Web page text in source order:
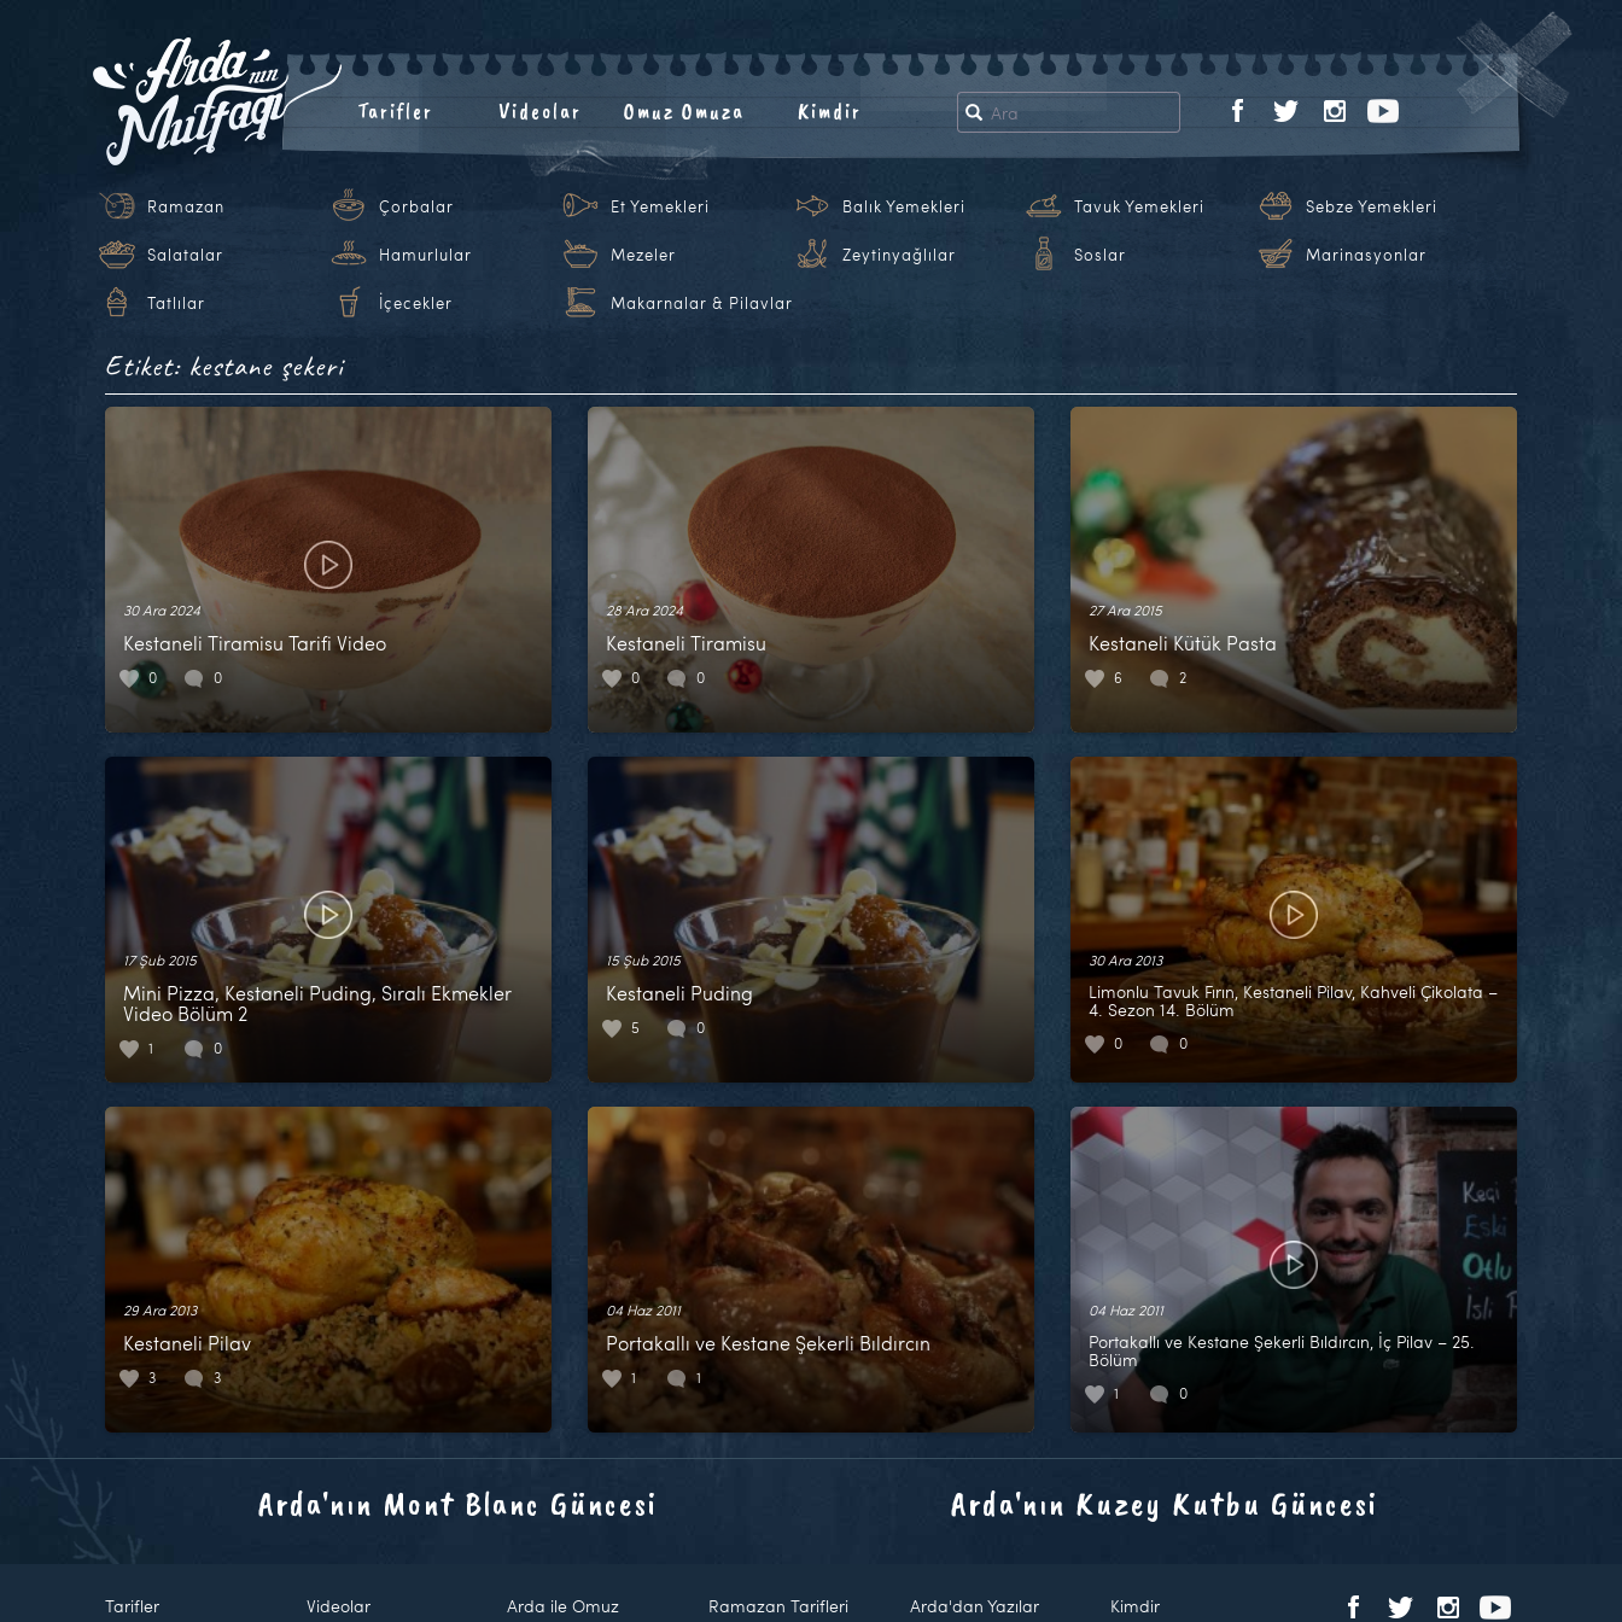
Tarifler Videolar Omuz Omuza Kimdir
Ramazan Çorbalar Et Yemekleri Balık Yemekleri Tavuk Yemekleri Sebze Yemekleri
Salatalar Hamurlular Mezeler Zeytinyağlılar Soslar Marinasyonlar
Tatlılar İçecekler Makarnalar & Pilavlar
Etiket: kestane şekeri
30 Ara 2024
Kestaneli Tiramisu Tarifi Video
0 0
28 Ara 2024
Kestaneli Tiramisu
0 0
27 Ara 2015
Kestaneli Kütük Pasta
6 2
17 Şub 2015
Mini Pizza, Kestaneli Puding, Sıralı Ekmekler
Video Bölüm 2
1 0
15 Şub 2015
Kestaneli Puding
5 0
30 Ara 2013
Limonlu Tavuk Fırın, Kestaneli Pilav, Kahveli Çikolata –
4. Sezon 14. Bölüm
0 0
29 Ara 2013
Kestaneli Pilav
3 3
04 Haz 2011
Portakallı ve Kestane Şekerli Bıldırcın
1 1
04 Haz 2011
Portakallı ve Kestane Şekerli Bıldırcın, İç Pilav – 25.
Bölüm
1 0
Arda'nın Mont Blanc Güncesi Arda'nın Kuzey Kutbu Güncesi
Tarifler Videolar
Arda ile Omuz
Ramazan Tarifleri Arda'dan Yazılar Kimdir